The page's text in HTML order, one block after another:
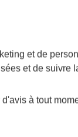
et de
et de suivre
à tout